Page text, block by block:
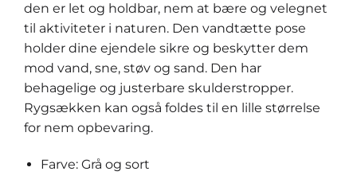
den er let og holdbar, nem at bære og velegnet
til aktiviteter i naturen. Den vandtætte pose
holder dine ejendele sikre og beskytter dem
mod vand, sne, støv og sand. Den har
behagelige og justerbare skulderstropper.
Rygsækken kan også foldes til en lille størrelse
for nem opbevaring.
Farve: Grå og sort